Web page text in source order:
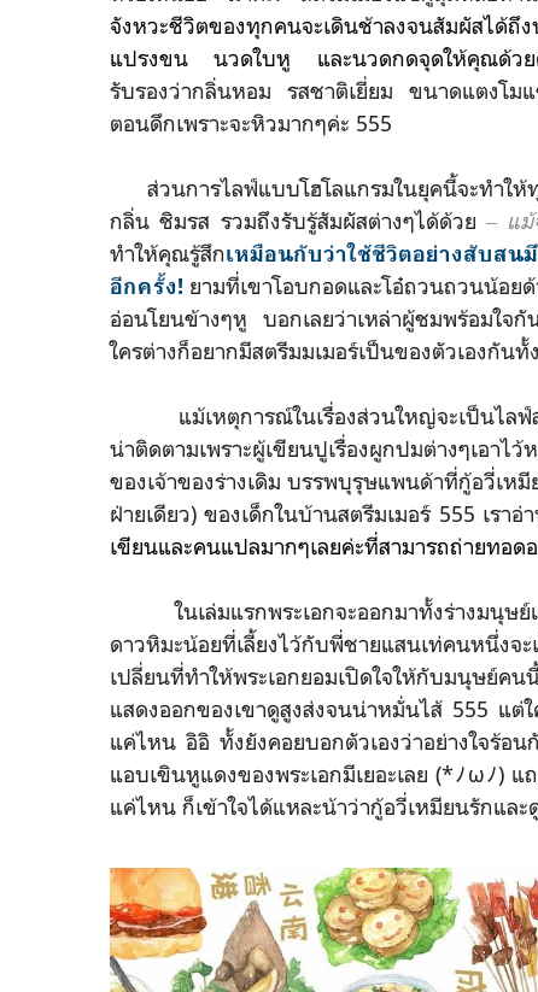
จังหวะชีวิตของทุกคนจะเดินช้าลงจนสัมผัสได้ถึง
แปรงขน นวดใบหู และนวดกดจุดให้คุณด้ว
รับรองว่ากลิ่นหอม รสชาติเยี่ยม ขนาดแตงโม
ตอนดึกเพราะจะหิวมากๆค่ะ 555
ส่วนการไลฟ์แบบโฮโลแกรมในยุคนี้จะทำให้
กลิ่น ชิมรส รวมถึงรับรู้สัมผัสต่างๆได้ด้วย ‒ แ
ทำให้คุณรู้สึกเหมือนกับว่าใช้ชีวิตอย่างสับ
อีกครั้ง! ยามที่เขาโอบกอดและโอ๋ถวนถวนน้อย
อ่อนโยนข้างๆหู บอกเลยว่าเหล่าผู้ชมพร้อมใจ
ใครต่างก็อยากมีสตรีมมเมอร์เป็นของตัวเองกัน
แม้เหตุการณ์ในเรื่องส่วนใหญ่จะเป็นไลฟ์ส
น่าติดตามเพราะผู้เขียนปูเรื่องผูกปมต่างๆเอาไ
ของเจ้าของร่างเดิม บรรพบุรุษแพนด้าที่กู้อวี่เ
ฝ่ายเดียว) ของเด็กในบ้านสตรีมเมอร์ 555 เรา
เขียนและคนแปลมากๆเลยค่ะที่สามารถถ่ายทอ
ในเล่มแรกพระเอกจะออกมาทั้งร่างมนุษย์แ
ดาวหิมะน้อยที่เลี้ยงไว้กับพี่ชายแสนเท่คนหนึ่ง
เปลี่ยนที่ทำให้พระเอกยอมเปิดใจให้กับมนุษย์
แสดงออกของเขาดูสูงส่งจนน่าหมั่นไส้ 555 แต่
แค่ไหน อิอิ ทั้งยังคอยบอกตัวเองว่าอย่างใจร้
แอบเขินหูแดงของพระเอกมีเยอะเลย (*ﾉωﾉ)
แค่ไหน ก็เข้าใจได้แหละน้าว่ากู้อวี่เหมียนรักและดู